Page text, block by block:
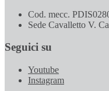
Cod. mecc.
Sede Cavalletto V.
Seguici su
Youtube
Instagram